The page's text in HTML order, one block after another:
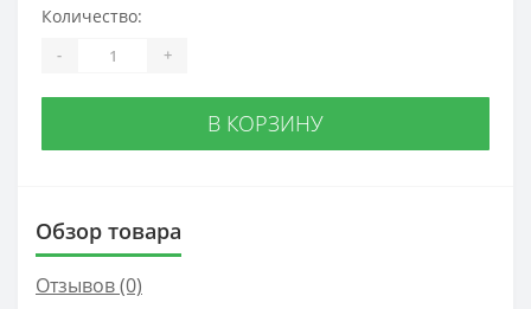
Количество:
- +
В КОРЗИНУ
Обзор товара
Отзывов (0)